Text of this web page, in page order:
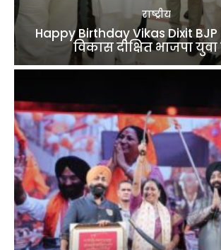
राष्ट्रीय
Happy Birthday Vikas Dixit BJP
विकास दीक्षित भाजपा